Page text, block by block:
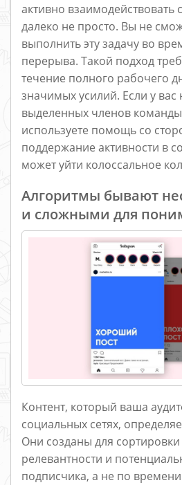
активно взаимодействовать
далеко не просто. Вы не
выполнить эту задачу во
перерыва. Такой подход
течение полного рабочего
значимых усилий. Если у вас
выделенных членов
используете помощь со
поддержание активности в
может уйти колоссальное
Алгоритмы бывают
и сложными для
Контент, который ваша
социальных сетях,
Они созданы для
релевантности и
подписчика, а не по